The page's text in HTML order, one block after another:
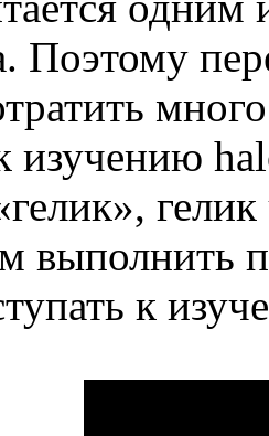
Поэтому
изучению
выполнить
к